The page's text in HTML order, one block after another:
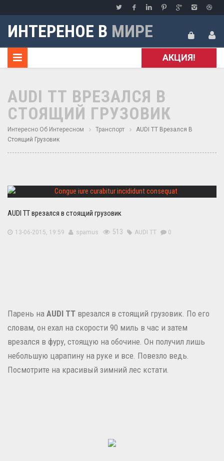
ИНТЕРЕНОЕ В МИРЕ
АКЦИЯ!
AUDI ТТ ВРЕЗАЛСЯ В
СТОЯЩИЙ ГРУЗОВИК
Интересно Об Интересном Транспорт
AUDI ТТ Врезался В
Стоящий Грузовик
AUDI ТТ врезался в стоящий грузовик
13-06-2015, 19:59 spamus 513 AUDI ТТ 0
Парень на AUDI ТТ врезался в стоящий грузовик. По его
словам, он ехал на скорости 90 миль в час и затем
врезался в фуру, стоящую на обочине. Он получил лишь
небольшую царапину на руке и все. Повезло ведь.
Посмотрите на красивый зимний лес кстати.